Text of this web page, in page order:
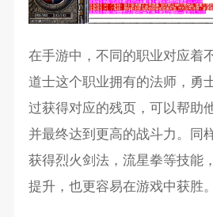
在手游中，不同的职业对应着
道士这个职业拥有的法师，勇
过获得对应的残页，可以帮助
并最终达到更高的战斗力。同
获得烈火剑法，流星拳等技能
提升，也更容易在游戏中获胜。